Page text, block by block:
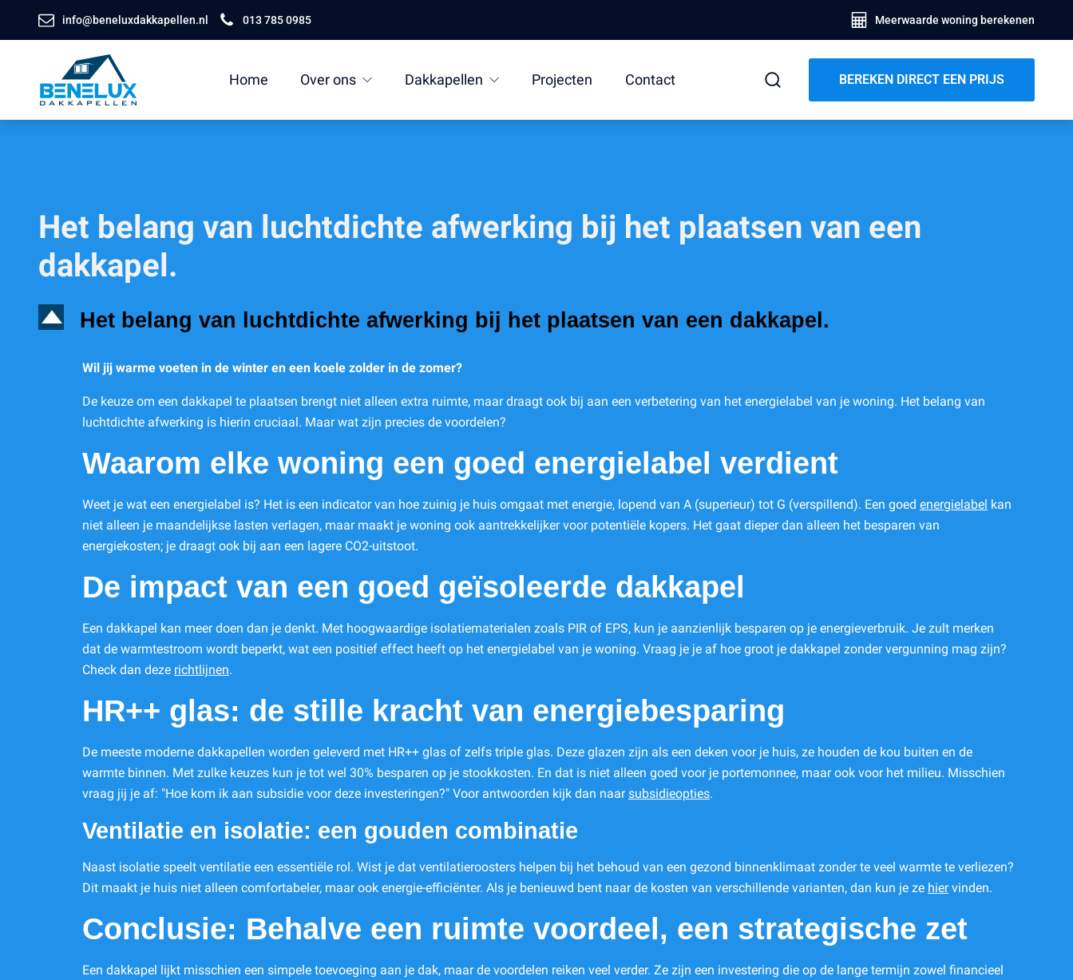
info@beneluxdakkapellen.nl 013 785 0985 Meerwaarde woning berekenen
Home Over ons Dakkapellen Projecten Contact BEREKEN DIRECT EEN PRIJS
Het belang van luchtdichte afwerking bij het plaatsen van een
dakkapel.
D Het belang van luchtdichte afwerking bij het plaatsen van een dakkapel.
Wil jij warme voeten in de winter en een koele zolder in de zomer?
De keuze om een dakkapel te plaatsen brengt niet alleen extra ruimte, maar draagt ook bij aan een verbetering van het energielabel van je woning. Het belang van
luchtdichte afwerking is hierin cruciaal. Maar wat zijn precies de voordelen?
Waarom elke woning een goed energielabel verdient
Weet je wat een energielabel is? Het is een indicator van hoe zuinig je huis omgaat met energie, lopend van A (superieur) tot G (verspillend). Een goed energielabel kan
niet alleen je maandelijkse lasten verlagen, maar maakt je woning ook aantrekkelijker voor potentiële kopers. Het gaat dieper dan alleen het besparen van
energiekosten; je draagt ook bij aan een lagere CO2-uitstoot.
De impact van een goed geïsoleerde dakkapel
Een dakkapel kan meer doen dan je denkt. Met hoogwaardige isolatiematerialen zoals PIR of EPS, kun je aanzienlijk besparen op je energieverbruik. Je zult merken
dat de warmtestroom wordt beperkt, wat een positief effect heeft op het energielabel van je woning. Vraag je je af hoe groot je dakkapel zonder vergunning mag zijn?
Check dan deze richtlijnen.
HR++ glas: de stille kracht van energiebesparing
De meeste moderne dakkapellen worden geleverd met HR++ glas of zelfs triple glas. Deze glazen zijn als een deken voor je huis, ze houden de kou buiten en de
warmte binnen. Met zulke keuzes kun je tot wel 30% besparen op je stookkosten. En dat is niet alleen goed voor je portemonnee, maar ook voor het milieu. Misschien
vraag jij je af: "Hoe kom ik aan subsidie voor deze investeringen?" Voor antwoorden kijk dan naarsubsidieopties.
Ventilatie en isolatie: een gouden combinatie
Naast isolatie speelt ventilatie een essentiële rol. Wist je dat ventilatieroosters helpen bij het behoud van een gezond binnenklimaat zonder te veel warmte te verliezen?
Dit maakt je huis niet alleen comfortabeler, maar ook energie-efficiënter. Als je benieuwd bent naar de kosten van verschillende varianten, dan kun je ze hiervinden.
Conclusie: Behalve een ruimte voordeel, een strategische zet
Een dakkapel lijkt misschien een simpele toevoeging aan je dak, maar de voordelen reiken veel verder. Ze zijn een investering die op de lange termijn zowel financieel